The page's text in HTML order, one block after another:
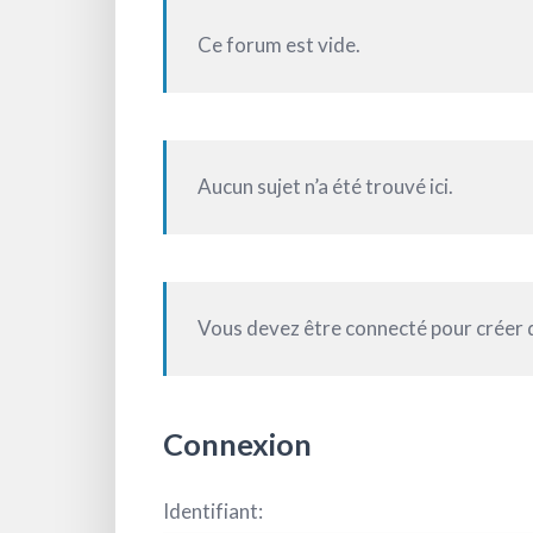
Ce forum est vide.
Aucun sujet n’a été trouvé ici.
Vous devez être connecté pour créer
Connexion
Identifiant: